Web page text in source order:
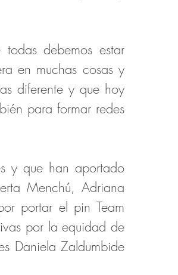
debemos estar
en muchas cosas y
diferente y que hoy
para formar redes
y que han aportado
Menchú, Adriana
portar el pin Team
por la equidad de
Daniela Zaldumbide